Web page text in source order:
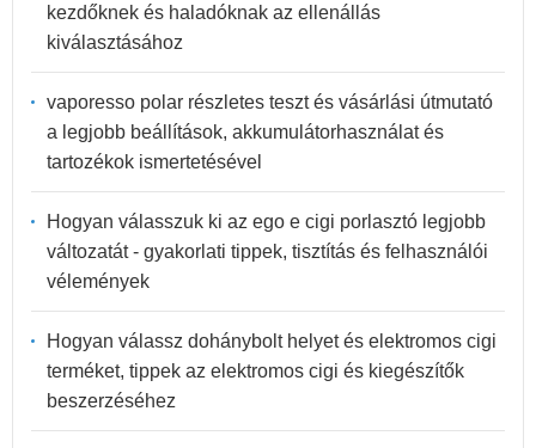
kezdőknek és haladóknak az ellenállás
kiválasztásához
vaporesso polar részletes teszt és vásárlási útmutató
a legjobb beállítások, akkumulátorhasználat és
tartozékok ismertetésével
Hogyan válasszuk ki az ego e cigi porlasztó legjobb
változatát - gyakorlati tippek, tisztítás és felhasználói
vélemények
Hogyan válassz dohánybolt helyet és elektromos cigi
terméket, tippek az elektromos cigi és kiegészítők
beszerzéséhez